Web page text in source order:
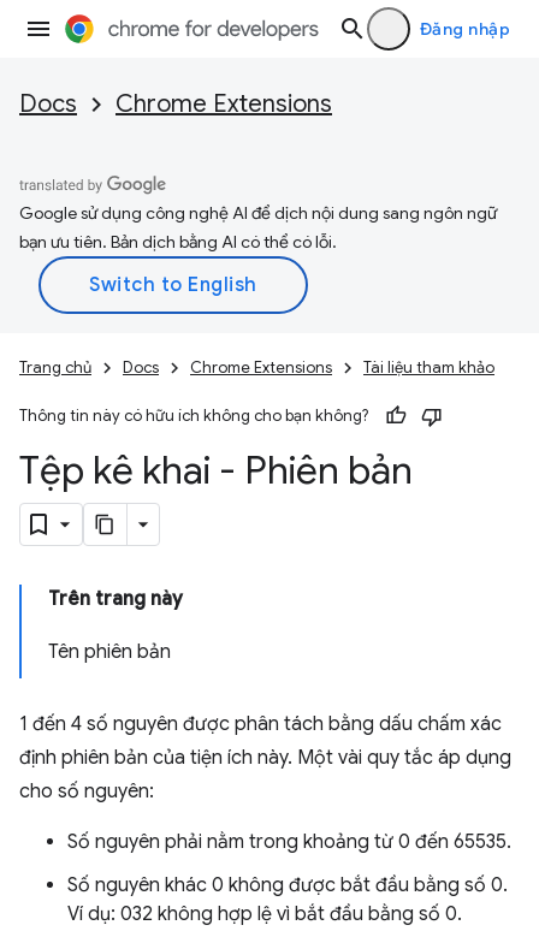
Đăng nhập
Docs Chrome Extensions
Google sử dụng công nghệ AI để dịch nội dung sang ngôn ngữ
bạn ưu tiên. Bản dịch bằng AI có thể có lỗi.
Trang chủ Docs Chrome Extensions Tài liệu tham khảo
Thông tin này có hữu ích không cho bạn không?
Tệp kê khai - Phiên bản
Trên trang này
Tên phiên bản
1 đến 4 số nguyên được phân tách bằng dấu chấm xác
định phiên bản của tiện ích này. Một vài quy tắc áp dụng
cho số nguyên:
Số nguyên phải nằm trong khoảng từ 0 đến 65535.
Số nguyên khác 0 không được bắt đầu bằng số 0.
Ví dụ: 032 không hợp lệ vì bắt đầu bằng số 0.